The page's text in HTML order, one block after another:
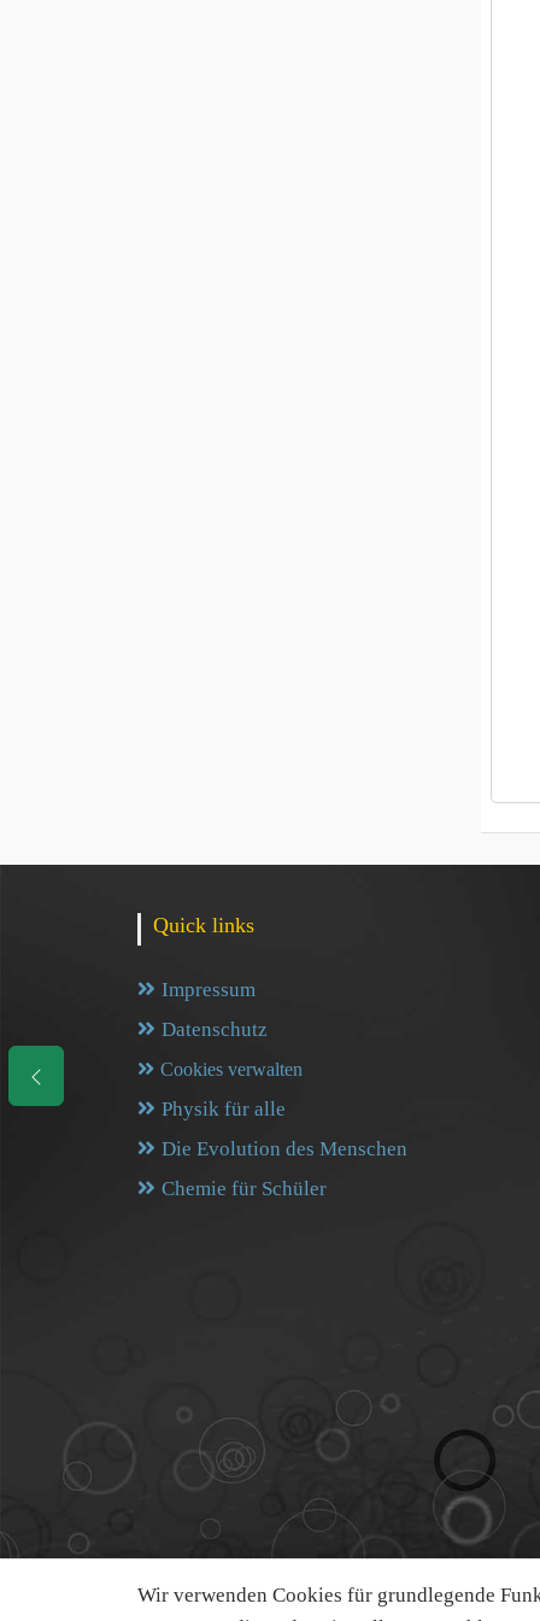
Wir verwenden Cookies für grundlegende
Quick links
Impressum
Datenschutz
Cookies verwalten
Physik für alle
Die Evolution des Menschen
Chemie für Schüler